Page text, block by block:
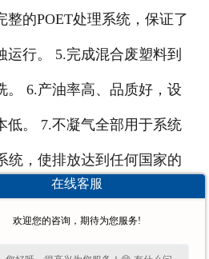
的POET处理系统，保证了
行。 5.完成混合废塑料到
。 6.产油率高、品质好，设
低。 7.不凝气全部用于系统
统，使排放达到任何国家的
塑料裂解生产线，自动化
保性能卓越。既净化了环
在线客服
欢迎您的咨询，期待为您服务!